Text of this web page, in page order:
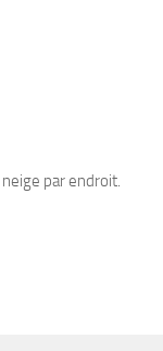
par endroit.